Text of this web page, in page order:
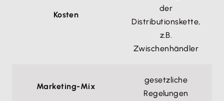
Kosten
der
Distributionskette,
z.B.
Zwischenhändler
Marketing-Mix
gesetzliche
Regelungen